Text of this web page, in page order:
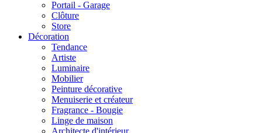
Portail - Garage
Clôture
Store
Décoration
Tendance
Artiste
Luminaire
Mobilier
Peinture décorative
Menuiserie et créateur
Fragrance - Bougie
Linge de maison